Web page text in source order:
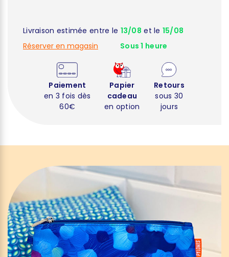
Livraison estimée entre le 13/08 et le 15/08
Réserver en magasin
Sous 1 heure
Paiement
en 3 fois dès
60€
Papier
cadeau
en option
Retours
sous 30
jours